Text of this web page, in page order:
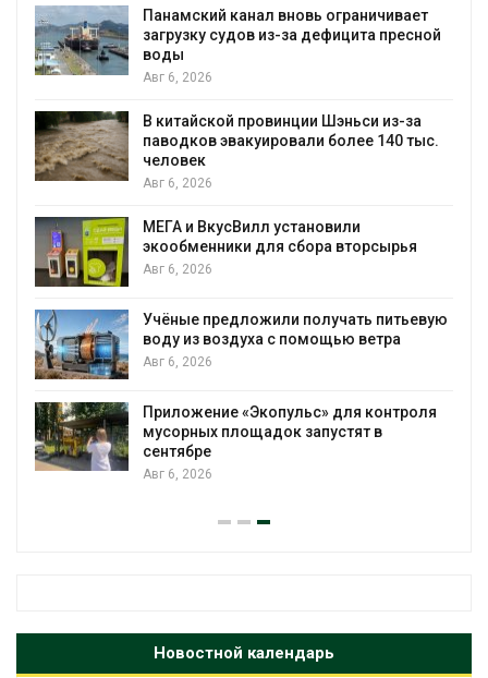
Панамский канал вновь ограничивает
загрузку судов из-за дефицита пресной
воды
Авг 6, 2026
В китайской провинции Шэньси из-за
паводков эвакуировали более 140 тыс.
человек
Авг 6, 2026
МЕГА и ВкусВилл установили
экообменники для сбора вторсырья
Авг 6, 2026
Учёные предложили получать питьевую
воду из воздуха с помощью ветра
Авг 6, 2026
Приложение «Экопульс» для контроля
мусорных площадок запустят в
сентябре
Авг 6, 2026
Новостной календарь